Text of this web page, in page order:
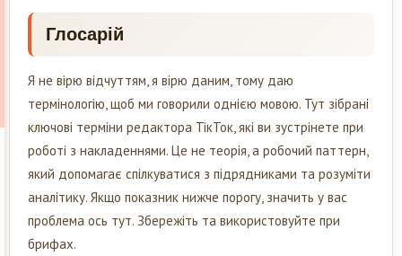
Глосарій
Я не вірю відчуттям, я вірю даним, тому даю
термінологію, щоб ми говорили однією мовою. Тут зібрані
ключові терміни редактора ТікТок, які ви зустрінете при
роботі з накладеннями. Це не теорія, а робочий паттерн,
який допомагає спілкуватися з підрядниками та розуміти
аналітику. Якщо показник нижче порогу, значить у вас
проблема ось тут. Збережіть та використовуйте при
брифах.